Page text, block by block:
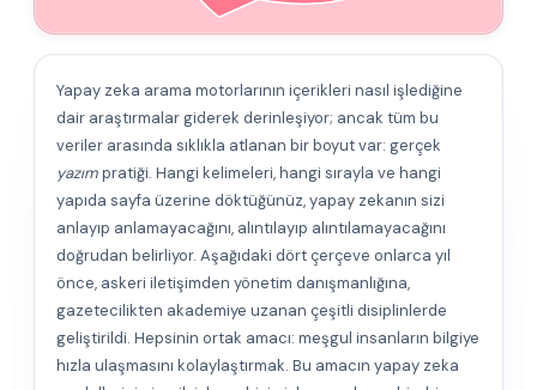
Yapay zeka arama motorlarının içerikleri nasıl işlediğine
dair araştırmalar giderek derinleşiyor; ancak tüm bu
veriler arasında sıklıkla atlanan bir boyut var: gerçek
yazımpratiği. Hangi kelimeleri, hangi sırayla ve hangi
yapıda sayfa üzerine döktüğünüz, yapay zekanın sizi
anlayıp anlamayacağını, alıntılayıp alıntılamayacağını
doğrudan belirliyor. Aşağıdaki dört çerçeve onlarca yıl
önce, askeri iletişimden yönetim danışmanlığına,
gazetecilikten akademiye uzanan çeşitli disiplinlerde
geliştirildi. Hepsinin ortak amacı: meşgul insanların bilgiye
hızla ulaşmasını kolaylaştırmak. Bu amacın yapay zeka